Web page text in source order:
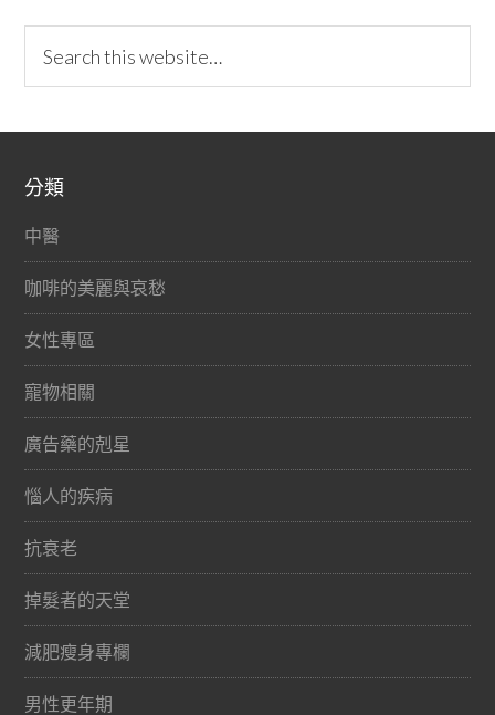
分類
中醫
咖啡的美麗與哀愁
女性專區
寵物相關
廣告藥的剋星
惱人的疾病
抗衰老
掉髮者的天堂
減肥瘦身專欄
男性更年期